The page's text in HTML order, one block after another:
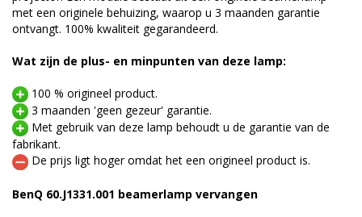
met een originele behuizing, waarop u 3 maanden garantie
ontvangt. 100% kwaliteit gegarandeerd.
Wat zijn de plus- en minpunten van deze lamp:
100 % origineel product.
3 maanden 'geen gezeur' garantie.
Met gebruik van deze lamp behoudt u de garantie van de
fabrikant.
De prijs ligt hoger omdat het een origineel product is.
BenQ 60.J1331.001 beamerlamp vervangen